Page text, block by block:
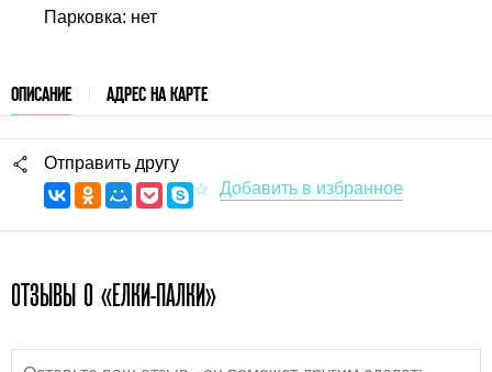
Парковка: нет
ОПИСАНИЕ АДРЕС НА КАРТЕ
Отправить другу
ОТЗЫВЫ О «ЕЛКИ-ПАЛКИ»